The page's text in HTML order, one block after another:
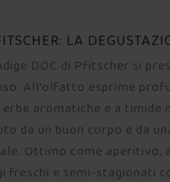
LA
DOC di Pfitscher si
All’olfatto esprime
aromatiche e a timide
da un buon corpo e da
Ottimo come aperitivo,
freschi e semi-stagionati